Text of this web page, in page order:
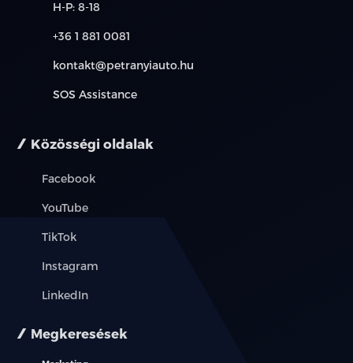
szervokormány
színezett üveg
ülésmagasság állítás
vezetőoldali légzsák
vonóhorog
H-P: 8-18
+36 1 881 0081
kontakt@petranyiauto.hu
SOS Assistance
Közösségi oldalak
Facebook
YouTube
TikTok
Instagram
LinkedIn
Megkeresések